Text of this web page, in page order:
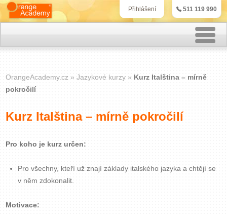
Přihlášení 511 119 990
Kurzy personalistiky
OrangeAcademy.cz Jazykové kurzy
Kurz Italština – mírně
pokročilí
Kurz Italština – mírně pokročilí
Pro koho je kurz určen:
Pro všechny, kteří už znají základy italského jazyka a chtějí se
v něm zdokonalit.
Motivace: